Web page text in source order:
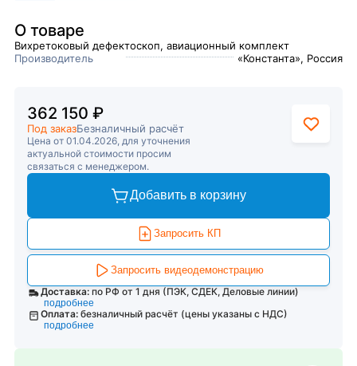
О товаре
Вихретоковый дефектоскоп, авиационный комплект
Производитель
«Константа», Россия
362 150 ₽
Под заказБезналичный расчёт
Цена от 01.04.2026, для уточнения
актуальной стоимости просим
связаться с менеджером.
Добавить в корзину
Запросить КП
Запросить видеодемонстрацию
Доставка: по РФ от 1 дня (ПЭК, СДЕК, Деловые линии)
подробнее
Оплата: безналичный расчёт (цены указаны с НДС)
подробнее